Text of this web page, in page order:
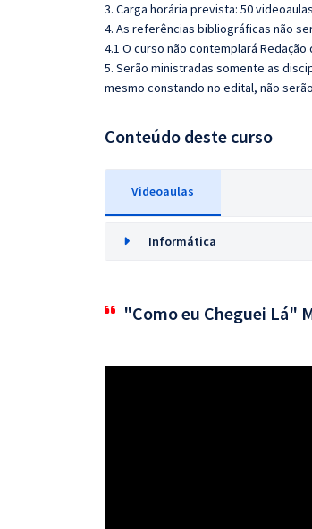
3. Carga horária prevista: 50
4. As referências bibliográficas não
4.1 O curso não contemplará Redação
5. Serão ministradas somente as
mesmo constando no edital, não
Conteúdo deste curso
Videoaulas
Informática
"Como eu Cheguei Lá"